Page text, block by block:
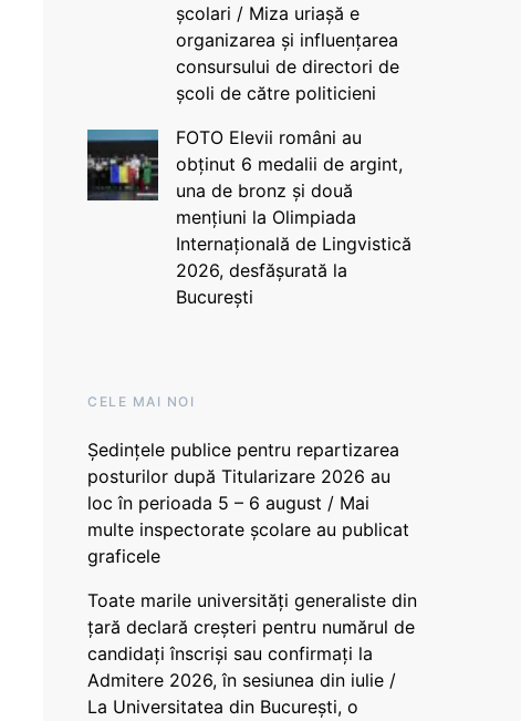
școlari / Miza uriașă e
organizarea și influențarea
consursului de directori de
școli de către politicieni
FOTO Elevii români au
obținut 6 medalii de argint,
una de bronz și două
mențiuni la Olimpiada
Internațională de Lingvistică
2026, desfășurată la
București
CELE MAI NOI
Ședințele publice pentru repartizarea
posturilor după Titularizare 2026 au
loc în perioada 5 – 6 august / Mai
multe inspectorate școlare au publicat
graficele
Toate marile universități generaliste din
țară declară creșteri pentru numărul de
candidați înscriși sau confirmați la
Admitere 2026, în sesiunea din iulie /
La Universitatea din București, o